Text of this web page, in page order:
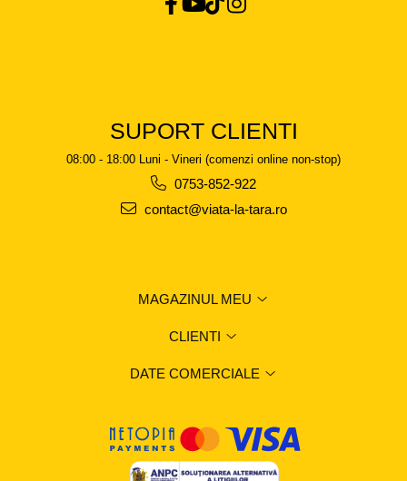
SUPORT CLIENTI
08:00 - 18:00 Luni - Vineri (comenzi online non-stop)
0753-852-922
contact@viata-la-tara.ro
MAGAZINUL MEU
CLIENTI
DATE COMERCIALE